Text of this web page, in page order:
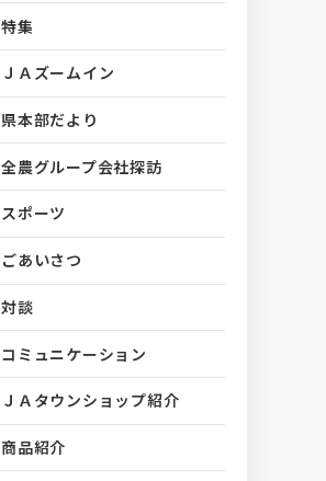
特集
ＪＡズームイン
県本部だより
全農グループ会社探訪
スポーツ
ごあいさつ
対談
コミュニケーション
ＪＡタウンショップ紹介
商品紹介